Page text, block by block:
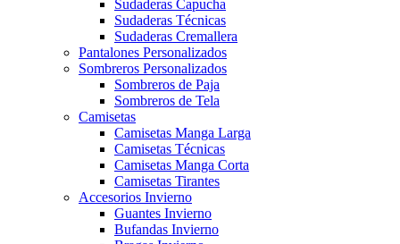
Sudaderas Capucha
Sudaderas Técnicas
Sudaderas Cremallera
Pantalones Personalizados
Sombreros Personalizados
Sombreros de Paja
Sombreros de Tela
Camisetas
Camisetas Manga Larga
Camisetas Técnicas
Camisetas Manga Corta
Camisetas Tirantes
Accesorios Invierno
Guantes Invierno
Bufandas Invierno